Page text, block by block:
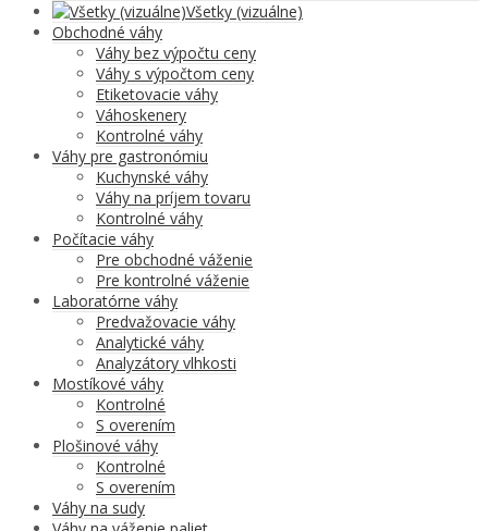
Všetky (vizuálne)
Obchodné váhy
Váhy bez výpočtu ceny
Váhy s výpočtom ceny
Etiketovacie váhy
Váhoskenery
Kontrolné váhy
Váhy pre gastronómiu
Kuchynské váhy
Váhy na príjem tovaru
Kontrolné váhy
Počítacie váhy
Pre obchodné váženie
Pre kontrolné váženie
Laboratórne váhy
Predvažovacie váhy
Analytické váhy
Analyzátory vlhkosti
Mostíkové váhy
Kontrolné
S overením
Plošinové váhy
Kontrolné
S overením
Váhy na sudy